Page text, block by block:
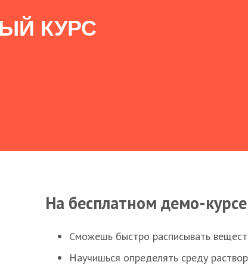
КУРС
На бесплатном демо-
Сможешь быстро расписывать
Научишься определять среду